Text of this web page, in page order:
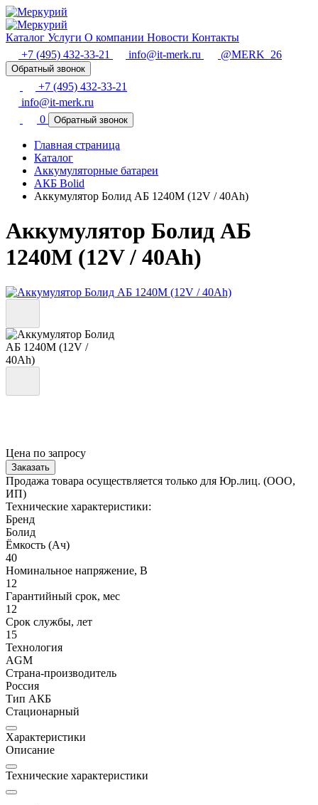
Каталог Услуги О компании Новости Контакты
+7 (495) 432-33-21
info@it-merk.ru @MERK_26
Обратный звонок
+7 (495) 432-33-21
info@it-merk.ru
0
Обратный звонок
Главная страница
Каталог
Аккумуляторные батареи
АКБ Bolid
Аккумулятор Болид АБ 1240М (12V / 40Ah)
Аккумулятор Болид АБ
1240М (12V / 40Ah)
Цена по запросу
Заказать
Продажа товара осуществляется только для Юр.лиц. (ООО,
ИП)
Технические характеристики:
Бренд
Болид
Ёмкость (Ач)
40
Номинальное напряжение, В
12
Гарантийный срок, мес
12
Срок службы, лет
15
Технология
AGM
Страна-производитель
Россия
Тип АКБ
Стационарный
Характеристики
Описание
Технические характеристики